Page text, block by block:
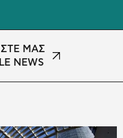
ΜΑΣ
NEWS